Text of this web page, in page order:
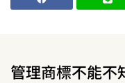
管理商標不能不